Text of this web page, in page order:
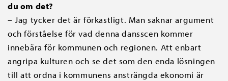
du om det?
– Jag tycker det är förkastligt. Man saknar argument
och förståelse för vad denna dansscen kommer
innebära för kommunen och regionen. Att enbart
angripa kulturen och se det som den enda lösningen
till att ordna i kommunens ansträngda ekonomi är